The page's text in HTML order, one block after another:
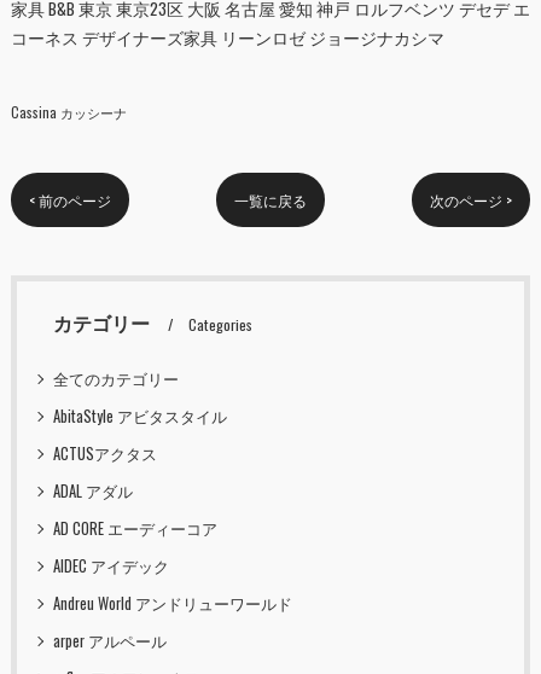
家具 B&B 東京 東京23区 大阪 名古屋 愛知 神戸 ロルフベンツ デセデ エ
コーネス デザイナーズ家具 リーンロゼ ジョージナカシマ
Cassina カッシーナ
< 前のページ 一覧に戻る 次のページ >
カテゴリー Categories
全てのカテゴリー
AbitaStyle アビタスタイル
ACTUSアクタス
ADAL アダル
AD CORE エーディーコア
AIDEC アイデック
Andreu World アンドリューワールド
arper アルペール